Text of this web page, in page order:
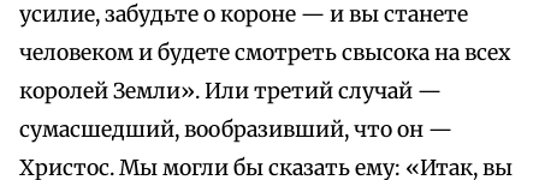
усилие, забудьте о короне — и вы станете
человеком и будете смотреть свысока на всех
королей Земли». Или третий случай —
сумасшедший, вообразивший, что он —
Христос. Мы могли бы сказать ему: «Итак, вы